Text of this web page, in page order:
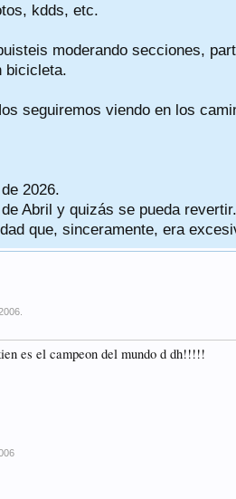
kdds, etc.
moderando secciones,
bicicleta.
seguiremos viendo en los
2026.
Abril y quizás se pueda revertir.
que, sinceramente, era
es el campeon del mundo d dh!!!!!